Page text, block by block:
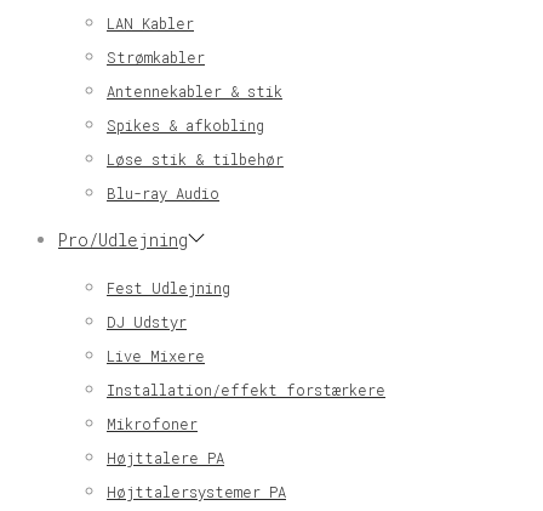
LAN Kabler
Strømkabler
Antennekabler & stik
Spikes & afkobling
Løse stik & tilbehør
Blu-ray Audio
Pro/Udlejning
Fest Udlejning
DJ Udstyr
Live Mixere
Installation/effekt forstærkere
Mikrofoner
Højttalere PA
Højttalersystemer PA